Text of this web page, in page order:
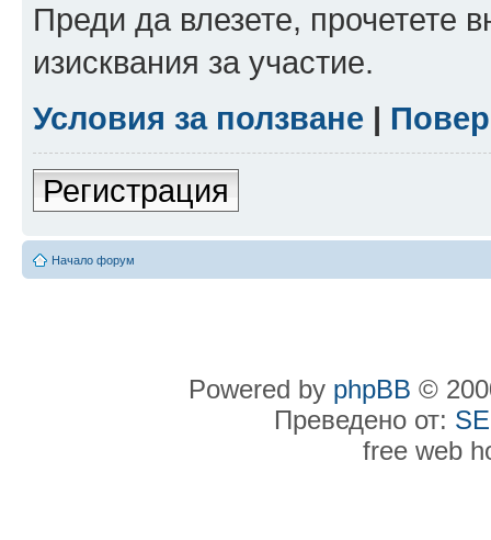
Преди да влезете, прочетете
изисквания за участие.
Условия за ползване |
Регистрация
Начало форум
Powered by phpBB ©
Преведено от:
free web